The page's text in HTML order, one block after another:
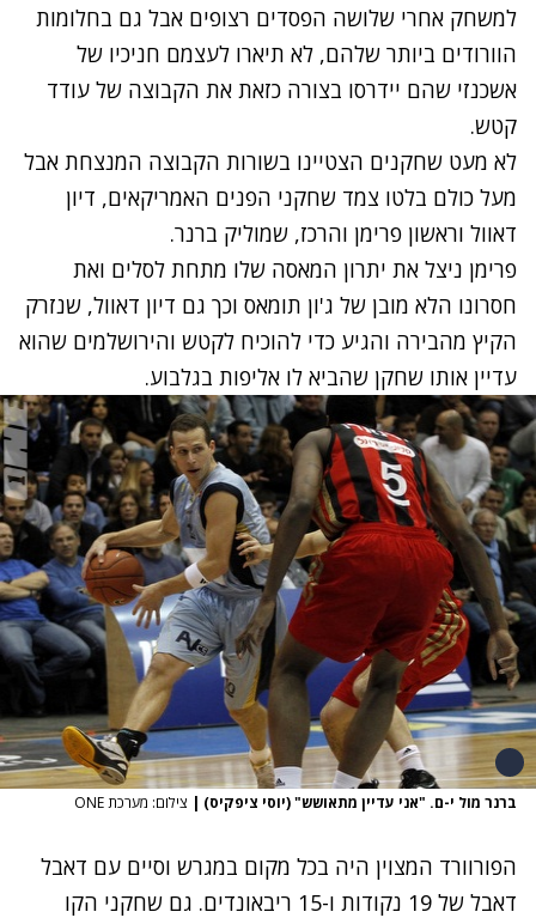
למשחק אחרי שלושה הפסדים רצופים אבל גם בחלומות
הוורודים ביותר שלהם, לא תיארו לעצמם חניכיו של
אשכנזי שהם יידרסו בצורה כזאת את הקבוצה של עודד
קטש.
לא מעט שחקנים הצטיינו בשורות הקבוצה המנצחת אבל
מעל כולם בלטו צמד שחקני הפנים האמריקאים, דיון
דאוול וראשון פרימן והרכז, שמוליק ברנר.
פרימן ניצל את יתרון המאסה שלו מתחת לסלים ואת
חסרונו הלא מובן של ג'ון תומאס וכך גם דיון דאוול, שנזרק
הקיץ מהבירה והגיע כדי להוכיח לקטש והירושלמים שהוא
עדיין אותו שחקן שהביא לו אליפות בגלבוע.
ברנר מול י-ם. "אני עדיין מתאושש" (יוסי ציפקיס) | צילום: מערכת ONE
הפורוורד המצוין היה בכל מקום במגרש וסיים עם דאבל
דאבל של 19 נקודות ו-15 ריבאונדים. גם שחקני הקו